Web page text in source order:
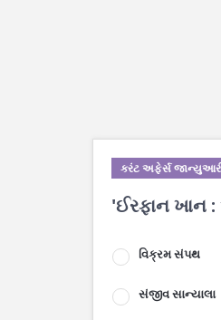
કરંટ અફેર્સ
'ઈરફાન ખાન
વિક્રમ સંપથ
સંજીવ સાન્યાલા